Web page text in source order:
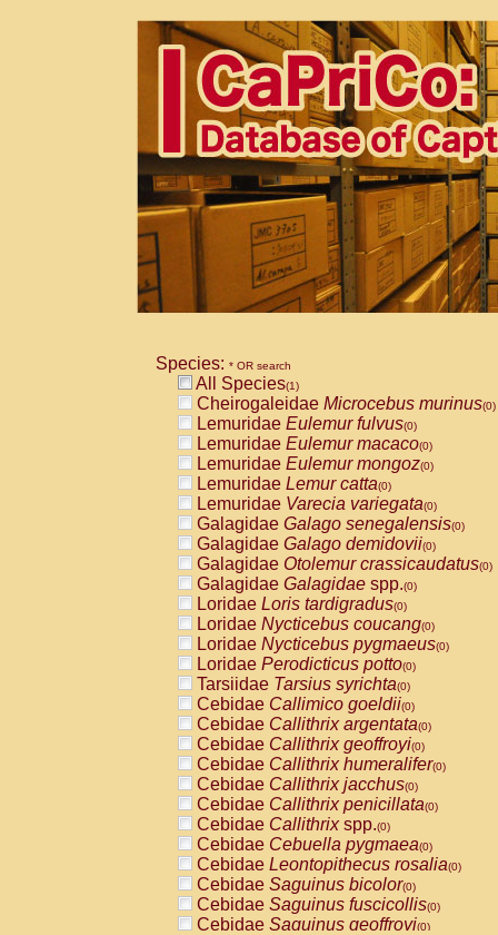
Species: * OR search
All Species(1)
Cheirogaleidae Microcebus murinus(0)
Lemuridae Eulemur fulvus(0)
Lemuridae Eulemur macaco(0)
Lemuridae Eulemur mongoz(0)
Lemuridae Lemur catta(0)
Lemuridae Varecia variegata(0)
Galagidae Galago senegalensis(0)
Galagidae Galago demidovii(0)
Galagidae Otolemur crassicaudatus(0)
Galagidae Galagidae spp.(0)
Loridae Loris tardigradus(0)
Loridae Nycticebus coucang(0)
Loridae Nycticebus pygmaeus(0)
Loridae Perodicticus potto(0)
Tarsiidae Tarsius syrichta(0)
Cebidae Callimico goeldii(0)
Cebidae Callithrix argentata(0)
Cebidae Callithrix geoffroyi(0)
Cebidae Callithrix humeralifer(0)
Cebidae Callithrix jacchus(0)
Cebidae Callithrix penicillata(0)
Cebidae Callithrixspp.(0)
Cebidae Cebuella pygmaea(0)
Cebidae Leontopithecus rosalia(0)
Cebidae Saguinus bicolor(0)
Cebidae Saguinus fuscicollis(0)
Cebidae Saguinus geoffroyi(0)